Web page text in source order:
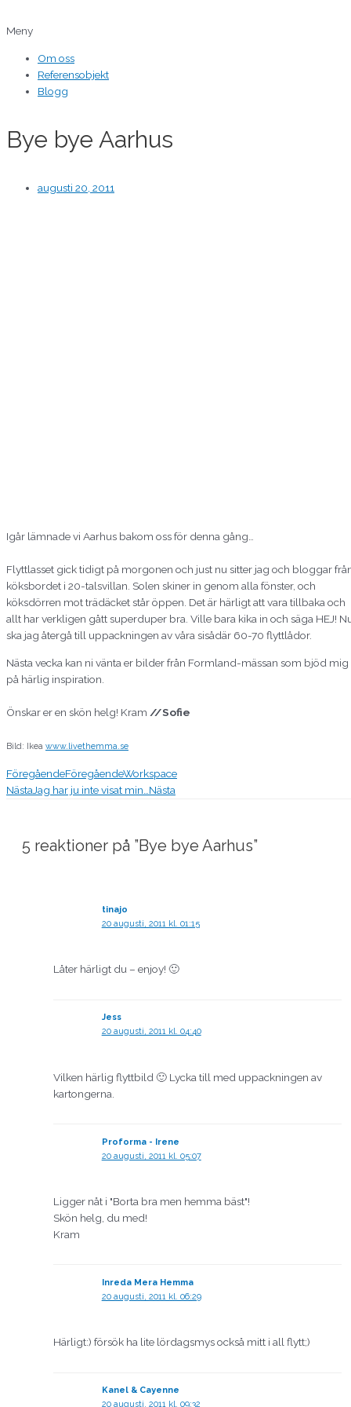
innehåll
Meny
Om oss
Referensobjekt
Blogg
Bye bye Aarhus
augusti 20, 2011
Igår lämnade vi Aarhus bakom oss för denna gång…
Flyttlasset gick tidigt på morgonen och just nu sitter jag och bloggar
köksbordet i 20-talsvillan. Solen skiner in genom alla fönster, och
köksdörren mot trädäcket står öppen. Det är härligt att vara tillbaka och
allt har verkligen gått superduper bra. Ville bara kika in och säga HEJ!
ska jag återgå till uppackningen av våra sisådär 60-70 flyttlådor.
Nästa vecka kan ni vänta er bilder från Formland-mässan som bjöd mig
på härlig inspiration.
Önskar er en skön helg! Kram //Sofie
Bild: Ikea www.livethemma.se
FöregåendeFöregåendeWorkspace
Nästa Jag har ju inte visat min… Nästa
5 reaktioner på ”Bye bye Aarhus”
tinajo
20 augusti, 2011 kl. 01:15
Låter härligt du – enjoy! 🙂
Jess
20 augusti, 2011 kl. 04:40
Vilken härlig flyttbild 🙂 Lycka till med uppackningen av
kartongerna.
Proforma - Irene
20 augusti, 2011 kl. 05:07
Ligger nåt i "Borta bra men hemma bäst"!
Skön helg, du med!
Kram
Inreda Mera Hemma
20 augusti, 2011 kl. 06:29
Härligt:) försök ha lite lördagsmys också mitt i all flytt;)
Kanel & Cayenne
20 augusti, 2011 kl. 09:32